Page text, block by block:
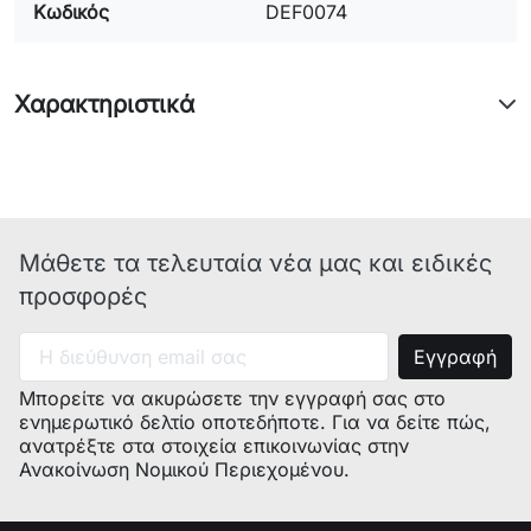
Κωδικός DEF0074
Χαρακτηριστικά
Μάθετε τα τελευταία νέα μας και ειδικές
προσφορές
Μπορείτε να ακυρώσετε την εγγραφή σας στο
ενημερωτικό δελτίο οποτεδήποτε. Για να δείτε πώς,
ανατρέξτε στα στοιχεία επικοινωνίας στην
Ανακοίνωση Νομικού Περιεχομένου.